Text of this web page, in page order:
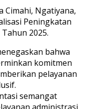
Cimahi, Ngatiyana,
Peningkatan
2025.
bahwa
komitmen
pelayanan
semangat